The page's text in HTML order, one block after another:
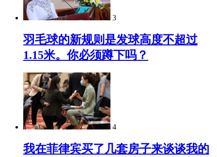
3
羽毛球的新规则是发球高度不超过
1.15米。你必须蹲下吗？
4
我在菲律宾买了几套房子来谈谈我的